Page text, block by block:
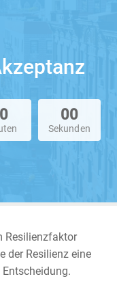
00
Sekunden
Resilienzfaktor
der Resilienz eine